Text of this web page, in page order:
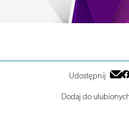
Udostępnij
Dodaj do